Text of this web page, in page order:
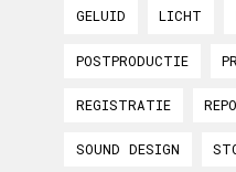
GELUID LICHT
POSTPRODUCTIE
REGISTRATIE
SOUND DESIGN